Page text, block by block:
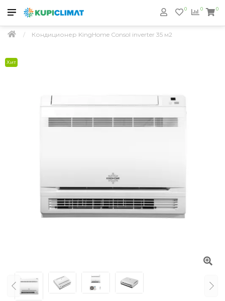
0
0 0
Кондиционер KingHome Consol inverter 35 м2
Хит